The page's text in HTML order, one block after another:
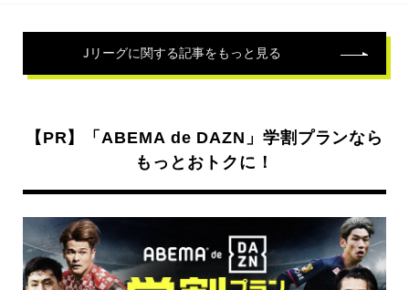
Jリーグに関する記事をもっと見る
【PR】「ABEMA de DAZN」学割プランなら
もっとおトクに！